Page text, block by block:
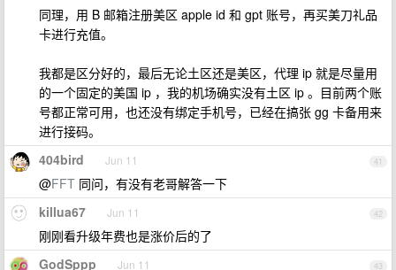
同理，用 B 邮箱注册美区 apple id 和 gpt 账号，再买美刀礼品
卡进行充值。
我都是区分好的，最后无论土区还是美区，代理 ip 就是尽量用
的一个固定的美国 ip ，我的机场确实没有土区 ip 。目前两个账
号都正常可用，也还没有绑定手机号，已经在搞张 gg 卡备用来
进行接码。
41
404bird Jun 11
@FFT 同问，有没有老哥解答一下
42
killua67 Jun 11
刚刚看升级年费也是涨价后的了
43
GodSppp Jun 11